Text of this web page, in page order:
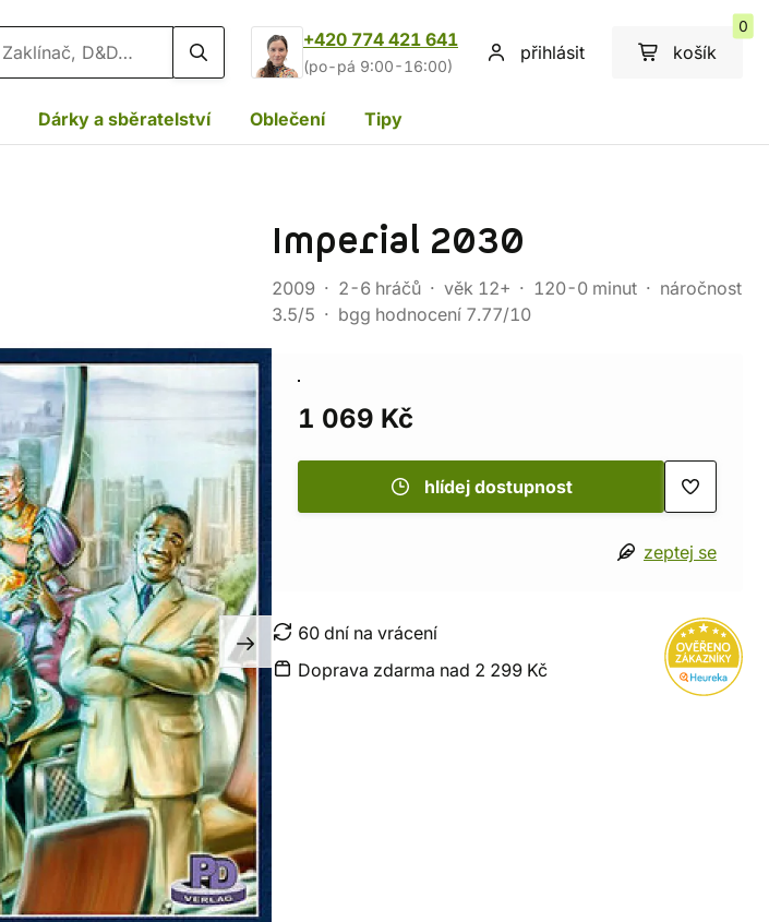
+420 774 421 641
(po-pá 9:00-16:00)
přihlásit košík
0
Dárky a sběratelství Oblečení Tipy
Imperial 2030
2009 2-6 hráčů věk 12+ 120-0 minut
náročnost
3.5/5
bgg hodnocení 7.77/10
1 069 Kč
hlídej dostupnost
zeptej se
60 dní na vrácení
Doprava zdarma nad 2 299 Kč